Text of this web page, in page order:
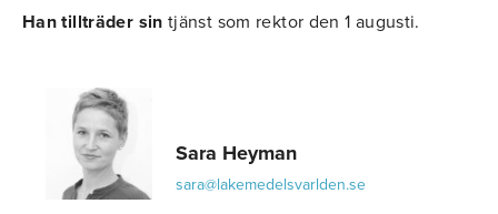
Han tillträder sin tjänst som rektor den 1 augusti.
Sara Heyman
sara@lakemedelsvarlden.se